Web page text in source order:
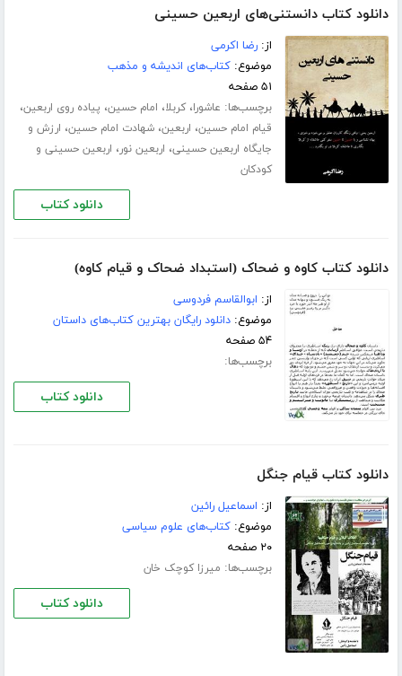
دانلود کتاب دانستنی‌های اربعین حسینی
از:رضا اکرمی
موضوع:کتاب‌های اندیشه و مذهب
۵۱ صفحه
برچسب‌ها: عاشورا،کربلا، امام حسین، پیاده روی اربعین،
قیام امام حسین، اربعین،شهادت امام حسین، ارزش و
جایگاه اربعین حسینی، اربعین نور، اربعین حسینی و
کودکان
دانلود کتاب
دانلود کتاب کاوه و ضحاک (استبداد ضحاک و قیام کاوه)
از: ابوالقاسم فردوسی
موضوع:دانلود رایگان بهترین کتاب‌های داستان
۵۴ صفحه
برچسب‌ها:
دانلود کتاب
دانلود کتاب قیام جنگل
از: اسماعیل رائین
موضوع:کتاب‌های علوم سیاسی
۲۰ صفحه
برچسب‌ها: میرزا کوچک خان
دانلود کتاب